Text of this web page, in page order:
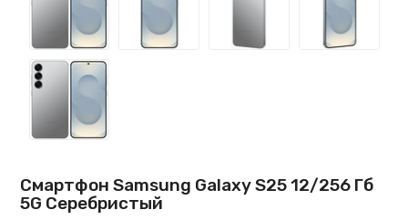
Смартфон Samsung Galaxy S25 12/256 Гб
5G Серебристый